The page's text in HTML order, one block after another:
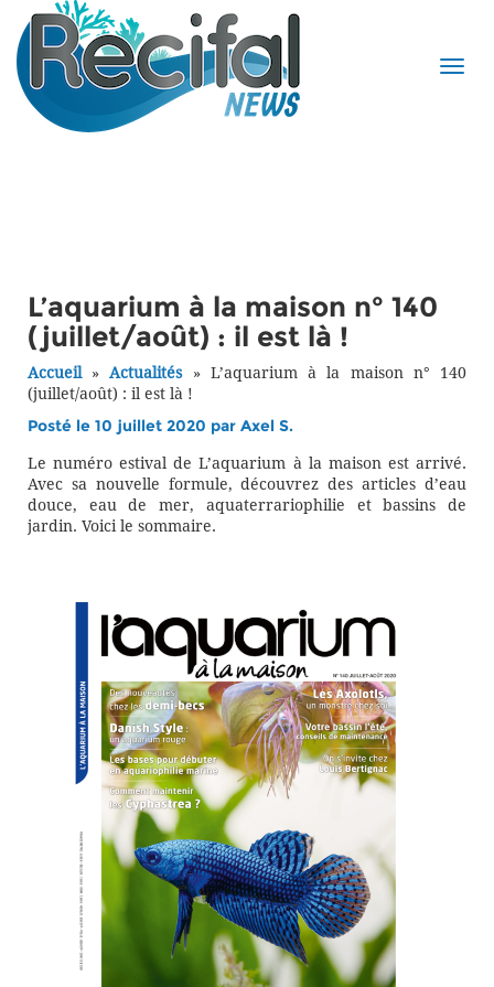
L’aquarium à la maison n° 140
(juillet/août) : il est là !
Accueil»Actualités» L’aquarium à la maison n° 140
(juillet/août) : il est là !
Posté le 10 juillet 2020 par Axel S.
Le numéro estival de L’aquarium à la maison est arrivé.
Avec sa nouvelle formule, découvrez des articles d’eau
douce, eau de mer, aquaterrariophilie et bassins de
jardin. Voici le sommaire.